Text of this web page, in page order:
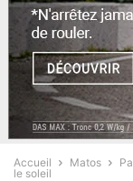
Accueil Matos
le soleil